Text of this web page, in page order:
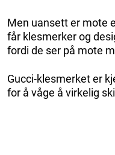
Men uansett er mote
får klesmerker og
fordi de ser på mote
Gucci-klesmerket er
for å våge å virkelig